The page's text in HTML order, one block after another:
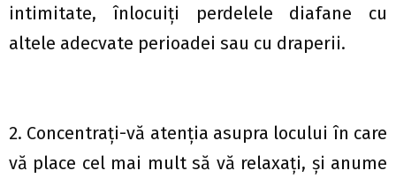
intimitate, înlocuiţi perdelele diafane cu
altele adecvate perioadei sau cu draperii.
2. Concentraţi-vă atenţia asupra locului în care
vă place cel mai mult să vă relaxaţi, şi anume